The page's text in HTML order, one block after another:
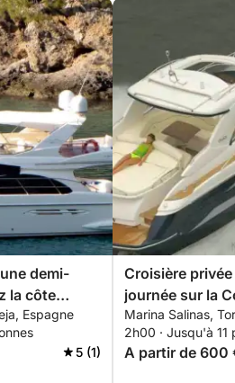
demi-
la côte
Espagne
5 (1)
Croisière
journée sur la
itinéraire
Marina Salinas,
2h00 · Jusqu'à 11
A partir de 600